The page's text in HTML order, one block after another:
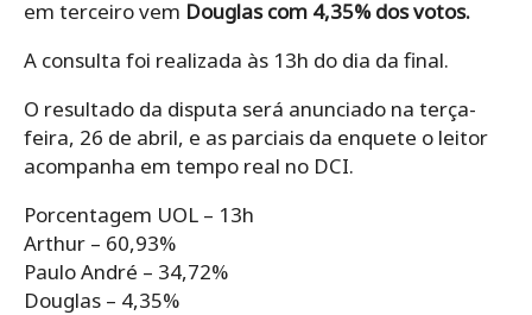
em terceiro vem Douglas com 4,35% dos votos.
A consulta foi realizada às 13h do dia da final.
O resultado da disputa será anunciado na terça-
feira, 26 de abril, e as parciais da enquete o leitor
acompanha em tempo real no DCI.
Porcentagem UOL – 13h
Arthur – 60,93%
Paulo André – 34,72%
Douglas – 4,35%